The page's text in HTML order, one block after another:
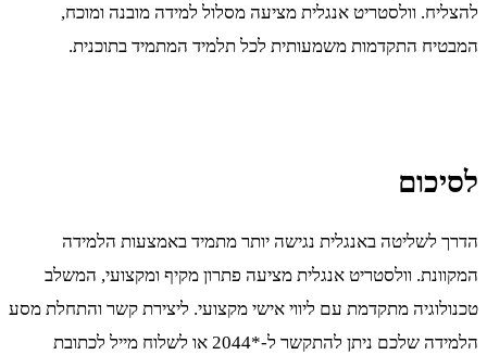
להצליח. וולסטריט אנגלית מציעה מסלול למידה מובנה ומוכח,
המבטיח התקדמות משמעותית לכל תלמיד המתמיד בתוכנית.
לסיכום
הדרך לשליטה באנגלית נגישה יותר מתמיד באמצעות הלמידה
המקוונת. וולסטריט אנגלית מציעה פתרון מקיף ומקצועי, המשלב
טכנולוגיה מתקדמת עם ליווי אישי מקצועי. ליצירת קשר והתחלת מסע
הלמידה שלכם ניתן להתקשר ל-*2044 או לשלוח מייל לכתובת